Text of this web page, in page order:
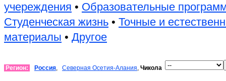
учереждения • Образовательные
Студенческая жизнь • Точные и
материалы • Другое
Регион: Россия, Северная Осетия-Алания, Чикола